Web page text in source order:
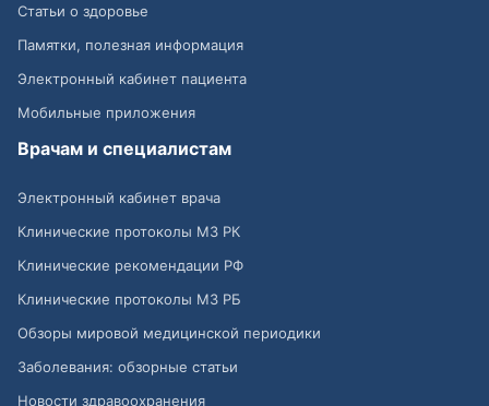
Статьи о здоровье
Памятки, полезная информация
Электронный кабинет пациента
Мобильные приложения
Врачам и специалистам
Электронный кабинет врача
Клинические протоколы МЗ РК
Клинические рекомендации РФ
Клинические протоколы МЗ РБ
Обзоры мировой медицинской периодики
Заболевания: обзорные статьи
Новости здравоохранения